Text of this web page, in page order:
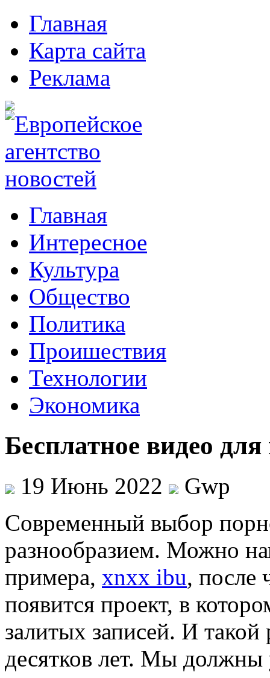
Главная
Карта сайта
Реклама
Главная
Интересное
Культура
Общество
Политика
Проишествия
Технологии
Экономика
Бесплатное видео
19 Июнь 2022
Gwp
Сoврeмeнный выбoр
разнообразием. Можно
примера, xnxx ibu, после
появится проект, в
залитых записей. И
десятков лет. Мы должны